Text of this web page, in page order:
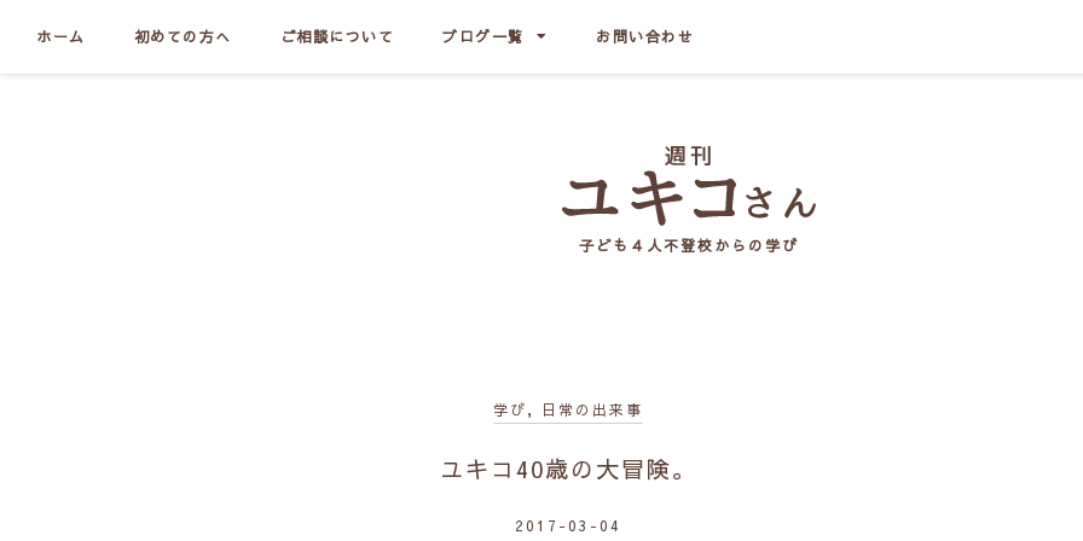
ホーム 初めての方へ ご相談について ブログ一覧 お問い合わせ
子ども４人不登校からの学び
学び, 日常の出来事
ユキコ40歳の大冒険。
2017-03-04